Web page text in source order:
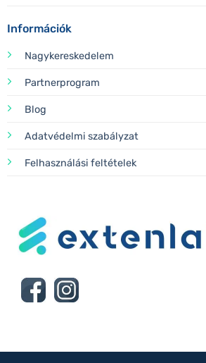
Információk
Nagykereskedelem
Partnerprogram
Blog
Adatvédelmi szabályzat
Felhasználási feltételek